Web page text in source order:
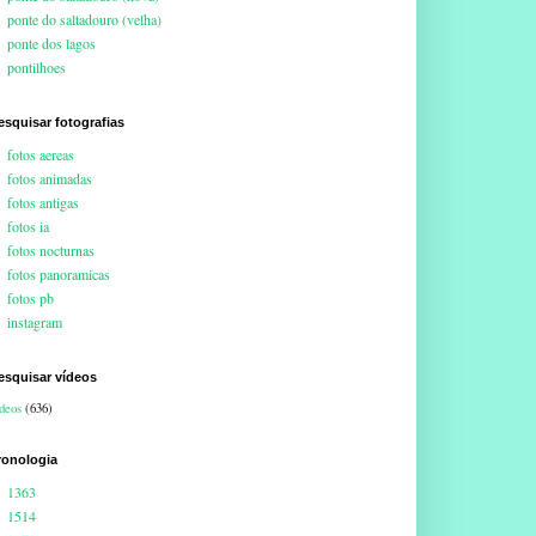
ponte do saltadouro (velha)
ponte dos lagos
pontilhoes
fotografias
fotos aereas
fotos animadas
fotos antigas
fotos ia
fotos nocturnas
fotos panoramicas
fotos pb
instagram
vídeos
(636)
1363
1514